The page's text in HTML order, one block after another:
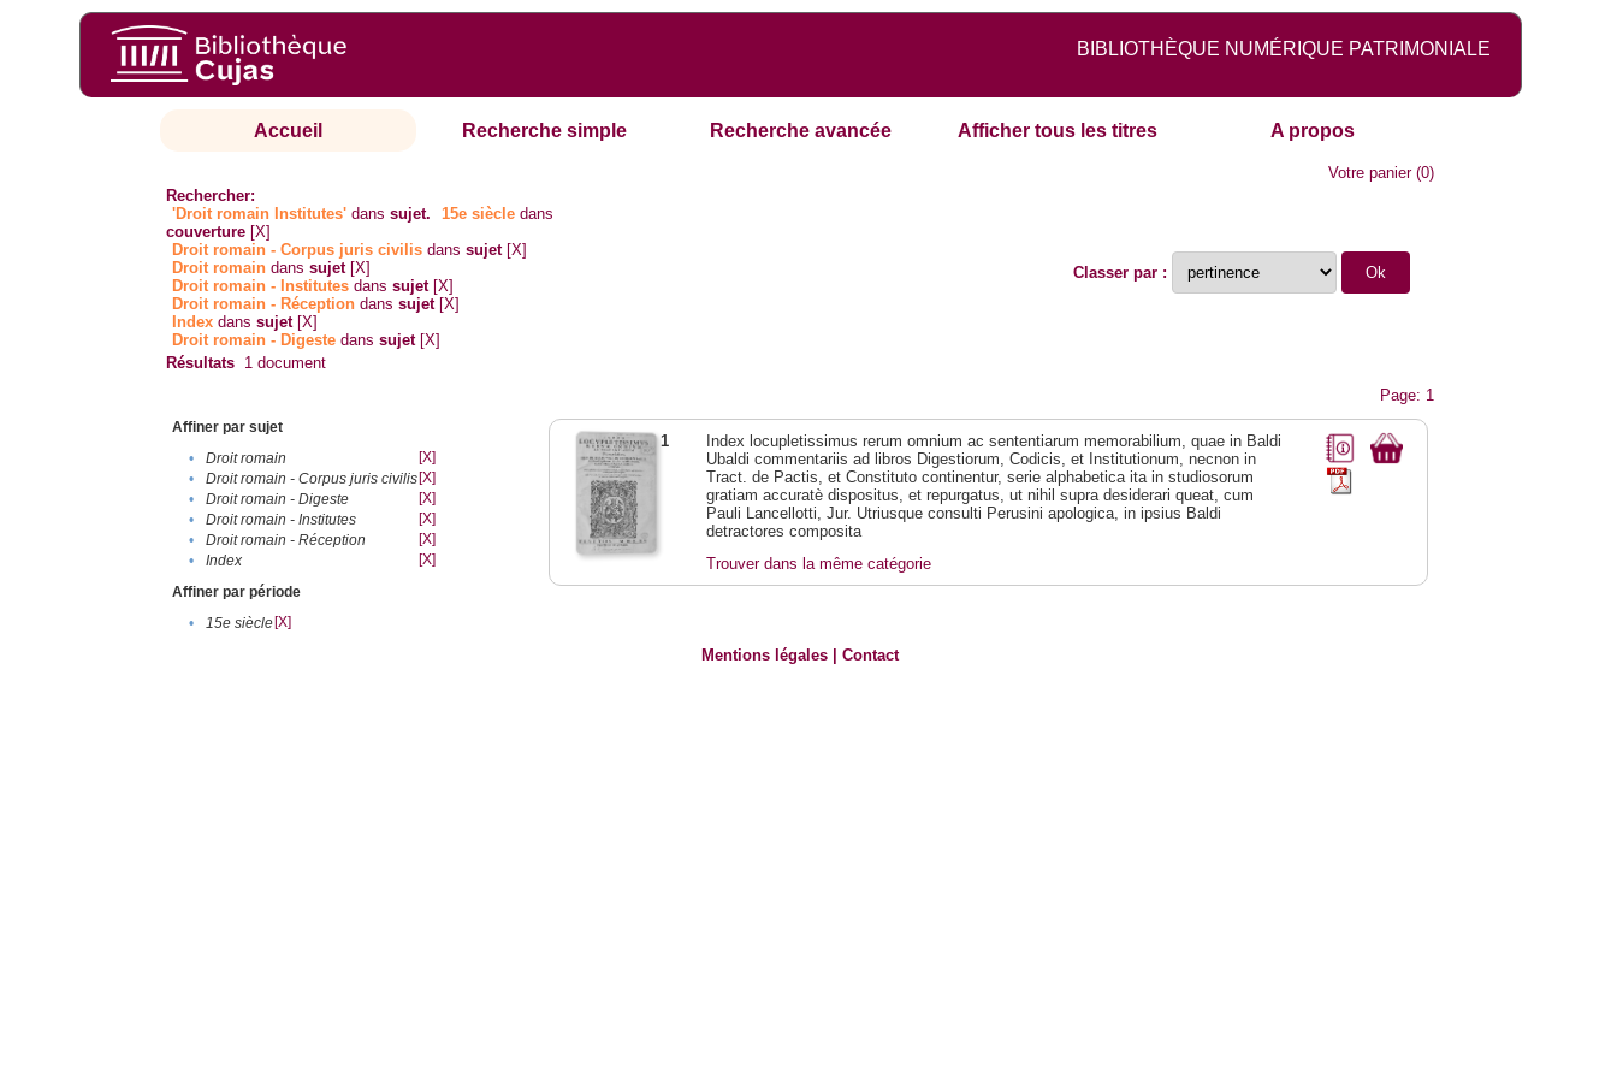
BIBLIOTHÈQUE NUMÉRIQUE PATRIMONIALE
Accueil Recherche simple Recherche avancée Afficher tous les titres A propos
Votre panier(0)
Rechercher:
'Droit romain Institutes' danssujet. 15e siècle dans
couverture [X]
Droit romain - Corpus juris civilis danssujet [X]
Droit romain danssujet [X]
Droit romain - Institutes danssujet [X]
Droit romain - Réception danssujet [X]
Index danssujet [X]
Droit romain - Digeste danssujet [X]
Classer par :
Résultats 1 document
Page: 1
Affiner par sujet
•
Droit romain
[X]
•
Droit romain - Corpus juris civilis[X]
•
Droit romain - Digeste
[X]
•
Droit romain - Institutes
[X]
•
Droit romain - Réception
[X]
•
Index
[X]
Affiner par période
•
15e siècle[X]
1
Index locupletissimus rerum omnium ac sententiarum memorabilium, quae in Baldi
Ubaldi commentariis ad libros Digestiorum, Codicis, et Institutionum, necnon in
Tract. de Pactis, et Constituto continentur, serie alphabetica ita in studiosorum
gratiam accuratè dispositus, et repurgatus, ut nihil supra desiderari queat, cum
Pauli Lancellotti, Jur. Utriusque consulti Perusini apologica, in ipsius Baldi
detractores composita
Trouver dans la même catégorie
Mentions légales |Contact